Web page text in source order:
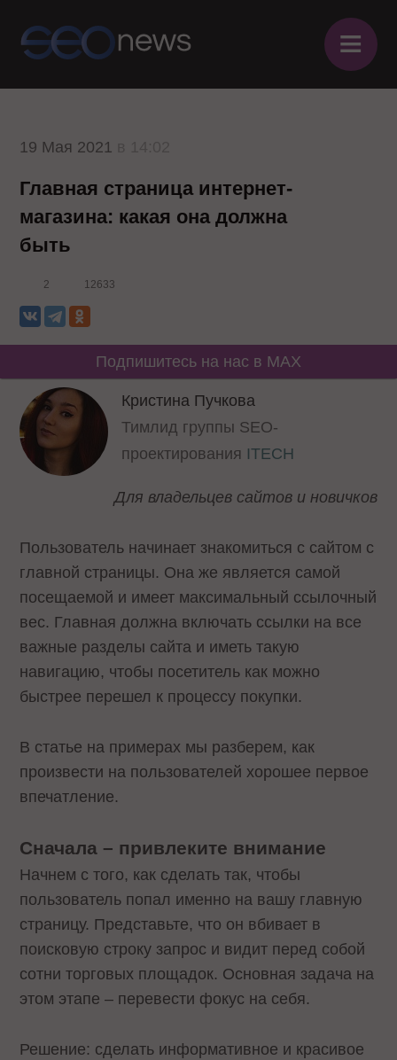
≡
19 Мая 2021
Главная страница интернет-
магазина: какая она должна
быть
2 12633
Подпишитесь на нас в MAX
Кристина Пучкова
Тимлид группы SEO-
проектирования ITECH
Для владельцев сайтов и новичков
Пользователь начинает знакомиться с сайтом с
главной страницы. Она же является самой
посещаемой и имеет максимальный ссылочный
вес. Главная должна включать ссылки на все
важные разделы сайта и иметь такую
навигацию, чтобы посетитель как можно
быстрее перешел к процессу покупки.
В статье на примерах мы разберем, как
произвести на пользователей хорошее первое
впечатление.
Сначала – привлеките внимание
Начнем с того, как сделать так, чтобы
пользователь попал именно на вашу главную
страницу. Представьте, что он вбивает в
поисковую строку запрос и видит перед собой
сотни торговых площадок. Основная задача на
этом этапе – перевести фокус на себя.
Решение: сделать информативное и красивое